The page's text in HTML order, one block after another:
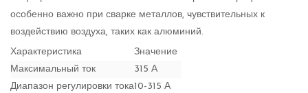
особенно важно при сварке металлов, чувствительных к
воздействию воздуха, таких как алюминий.
Характеристика
Значение
Максимальный ток
315 А
Диапазон регулировки тока10-315 А